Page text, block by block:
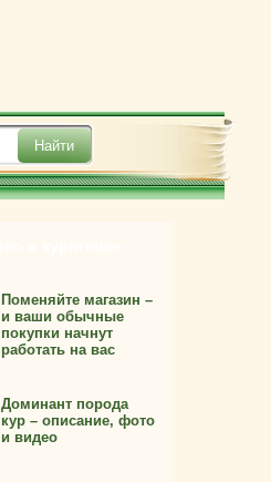
Поменяйте магазин –
и ваши обычные
покупки начнут
работать на вас
Доминант порода
кур – описание, фото
и видео